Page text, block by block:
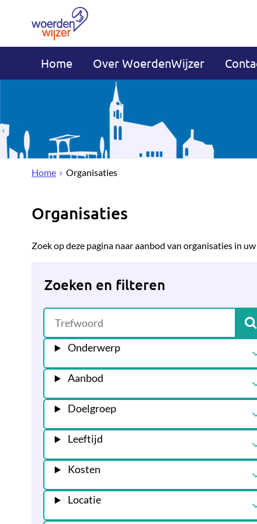
Home Over WoerdenWijzer
Home Organisaties
Organisaties
Zoek op deze pagina naar aanbod van organisaties in
Zoeken en filteren
Onderwerp
Aanbod
Doelgroep
Leeftijd
Kosten
Locatie